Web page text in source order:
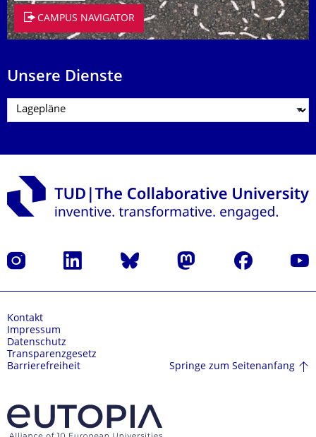
CAMPUS NAVIGATOR
Unsere Dienste
Instagram LinkedIn Bluesky Mastodon Facebook
Kontakt
Impressum
Datenschutz
Transparenzgesetz
Barrierefreiheit
Springe zum Seitenanfang